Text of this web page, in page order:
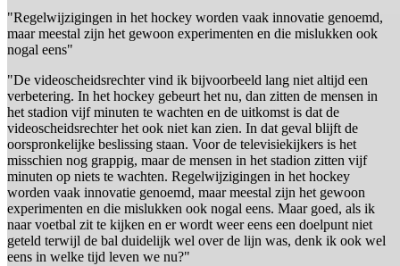
"Regelwijzigingen in het hockey worden vaak innovatie genoemd,
maar meestal zijn het gewoon experimenten en die mislukken ook
nogal eens"
"De videoscheidsrechter vind ik bijvoorbeeld lang niet altijd een
verbetering. In het hockey gebeurt het nu, dan zitten de mensen in
het stadion vijf minuten te wachten en de uitkomst is dat de
videoscheidsrechter het ook niet kan zien. In dat geval blijft de
oorspronkelijke beslissing staan. Voor de televisiekijkers is het
misschien nog grappig, maar de mensen in het stadion zitten vijf
minuten op niets te wachten. Regelwijzigingen in het hockey
worden vaak innovatie genoemd, maar meestal zijn het gewoon
experimenten en die mislukken ook nogal eens. Maar goed, als ik
naar voetbal zit te kijken en er wordt weer eens een doelpunt niet
geteld terwijl de bal duidelijk wel over de lijn was, denk ik ook wel
eens in welke tijd leven we nu?"